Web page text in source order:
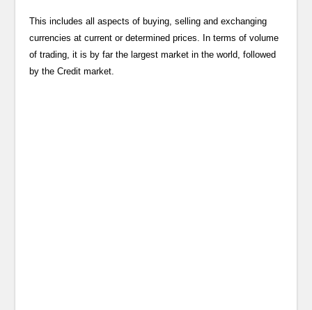
This includes all aspects of buying, selling and exchanging
currencies at current or determined prices. In terms of volume
of trading, it is by far the largest market in the world, followed
by the Credit market.